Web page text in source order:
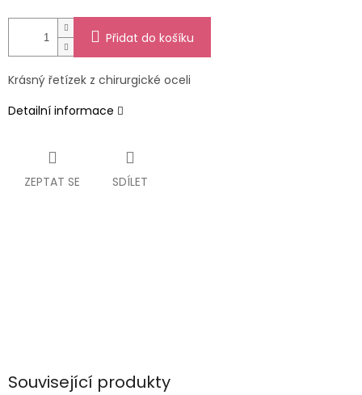
Přidat do košíku
Krásný řetízek z chirurgické oceli
Detailní informace
ZEPTAT SE SDÍLET
Související produkty